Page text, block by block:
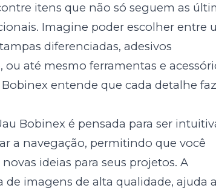
itens que não só seguem as
Imagine poder escolher entre
diferenciadas, adesivos
até mesmo ferramentas e
entende que cada detalhe
Bobinex é pensada para ser
a navegação, permitindo que você
ideias para seus projetos. A
imagens de alta qualidade, ajuda